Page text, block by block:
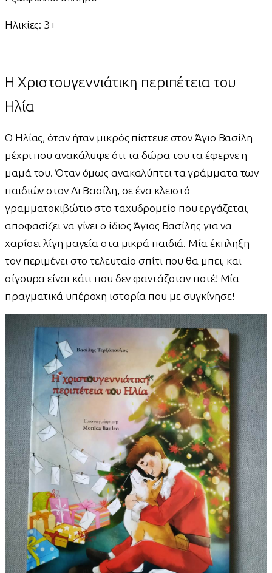
Ηλικίες: 3+
Η Χριστουγεννιάτικη περιπέτεια του
Ηλία
Ο Ηλίας, όταν ήταν μικρός πίστευε στον Άγιο Βασίλη
μέχρι που ανακάλυψε ότι τα δώρα του τα έφερνε η
μαμά του. Όταν όμως ανακαλύπτει τα γράμματα των
παιδιών στον Αϊ Βασίλη, σε ένα κλειστό
γραμματοκιβώτιο στο ταχυδρομείο που εργάζεται,
αποφασίζει να γίνει ο ίδιος Άγιος Βασίλης για να
χαρίσει λίγη μαγεία στα μικρά παιδιά. Μία έκπληξη
τον περιμένει στο τελευταίο σπίτι που θα μπει, και
σίγουρα είναι κάτι που δεν φαντάζοταν ποτέ! Μία
πραγματικά υπέροχη ιστορία που με συγκίνησε!